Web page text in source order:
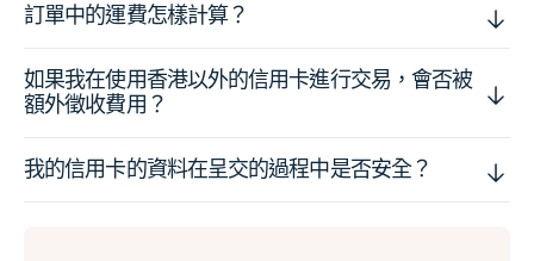
訂單中的運費怎樣計算？
如果我在使用香港以外的信用卡進行交易，會否被
額外徵收費用？
我的信用卡的資料在呈交的過程中是否安全？